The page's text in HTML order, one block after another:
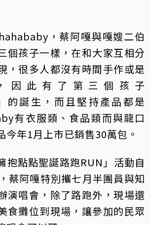
，蔡阿嘎與嘎嫂二伯
個孩子一樣，在和大家互相分
，很多人都沒有時間手作或是
因此有了第三個孩子
的誕生，而且堅持產品都是
有衣服類、食品類而與龍口
今年1月上市已銷售30萬包。
抱點點聖誕路跑RUN」活動自
蔡阿嘎特別攜七月半團員與知
演唱會，除了路跑外，現場還
食攤位到現場，讓參加的民眾